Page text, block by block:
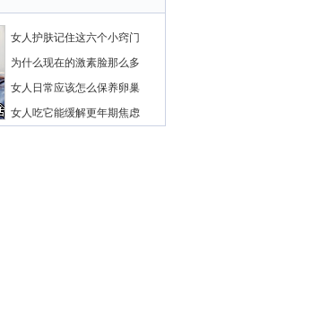
女人护肤记住这六个小窍门
为什么现在的激素脸那么多
女人日常应该怎么保养卵巢
女人吃它能缓解更年期焦虑